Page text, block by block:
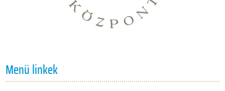
Menü linkek